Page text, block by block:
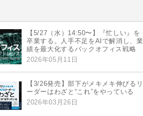
【5/27（水）14:50〜】『忙しい』を
卒業する。人手不足をAIで解消し、業
績を最大化するバックオフィス戦略
2026年05月11日
【3/26発売】部下がメキメキ伸びるリ
ーダーはわざと“これ”をやっている
2026年03月26日